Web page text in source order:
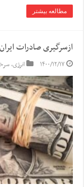
مطالعه بیشتر
ازسرگیری صادرات
۱۴۰۰/۱۲/۱۷ انرژی,